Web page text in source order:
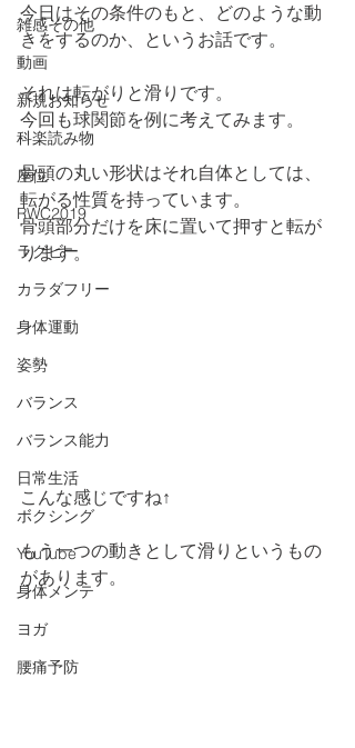
雑感その他
動画
新規お知らせ
科楽読み物
座位
RWC2019
ラグビー
カラダフリー
身体運動
姿勢
バランス
バランス能力
日常生活
ボクシング
YouTube
身体メンテ
ヨガ
腰痛予防
今日はその条件のもと、どのような動
きをするのか、というお話です。
それは転がりと滑りです。
今回も球関節を例に考えてみます。
骨頭の丸い形状はそれ自体としては、
転がる性質を持っています。
骨頭部分だけを床に置いて押すと転が
ります。
こんな感じですね↑
もう一つの動きとして滑りというもの
があります。